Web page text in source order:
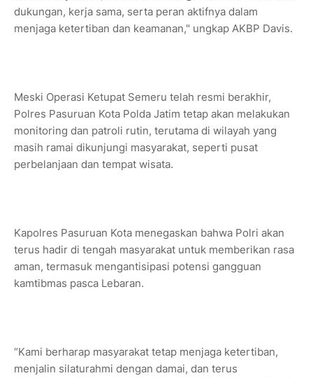
dukungan, kerja sama, serta peran aktifnya dalam
menjaga ketertiban dan keamanan," ungkap AKBP Davis.
Meski Operasi Ketupat Semeru telah resmi berakhir,
Polres Pasuruan Kota Polda Jatim tetap akan melakukan
monitoring dan patroli rutin, terutama di wilayah yang
masih ramai dikunjungi masyarakat, seperti pusat
perbelanjaan dan tempat wisata.
Kapolres Pasuruan Kota menegaskan bahwa Polri akan
terus hadir di tengah masyarakat untuk memberikan rasa
aman, termasuk mengantisipasi potensi gangguan
kamtibmas pasca Lebaran.
“Kami berharap masyarakat tetap menjaga ketertiban,
menjalin silaturahmi dengan damai, dan terus